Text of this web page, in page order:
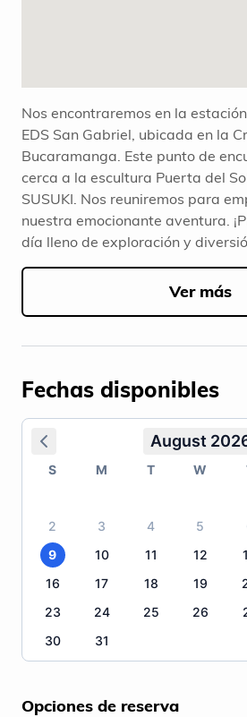
Nos encontraremos en la
EDS San Gabriel, ubicada en la
Bucaramanga. Este punto de
cerca a la escultura Puerta del
SUSUKI. Nos reuniremos para
nuestra emocionante aventura.
día lleno de exploración y
Ver más
Fechas disponibles
August
S M T W
2
3 4 5
9
10 11 12
16
17 18 19
23
24 25 26
30
31
Opciones de reserva